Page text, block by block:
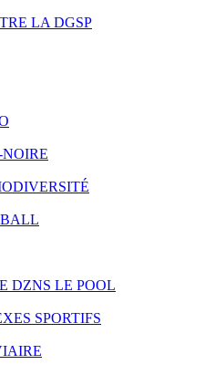
LA DGSP
DZNS LE POOL
SPORTIFS